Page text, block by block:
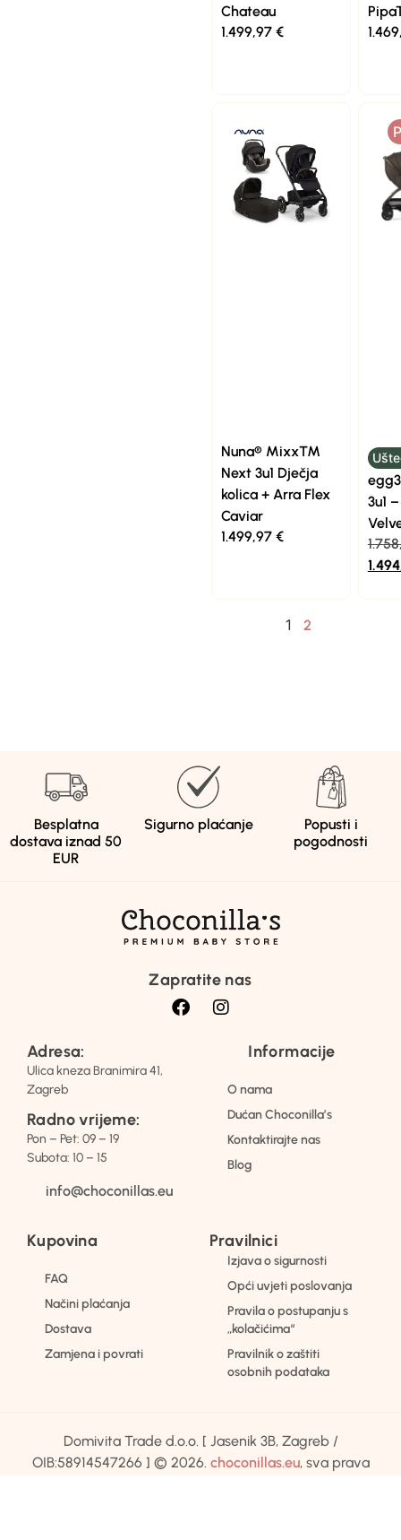
Chateau
1.499,97 €
Nuna® Mixx™
Next 3u1 Dječja
kolica + Arra Flex
Caviar
1.499,97 €
3u1
1 2
Besplatna
dostava iznad 50
EUR
Sigurno plaćanje
Popusti i
pogodnosti
Zapratite nas
Adresa:
Ulica kneza Branimira 41,
Zagreb
Radno vrijeme:
Pon – Pet: 09 – 19
Subota: 10 – 15
info@choconillas.eu
Informacije
O nama
Dućan Choconilla’s
Kontaktirajte nas
Blog
Kupovina
FAQ
Načini plaćanja
Dostava
Zamjena i povrati
Pravilnici
Izjava o sigurnosti
Opći uvjeti poslovanja
Pravila o postupanju s
„kolačićima“
Pravilnik o zaštiti
osobnih podataka
Domivita Trade d.o.o. [ Jasenik 3B, Zagreb /
OIB:58914547266 ] © 2026. choconillas.eu, sva prava